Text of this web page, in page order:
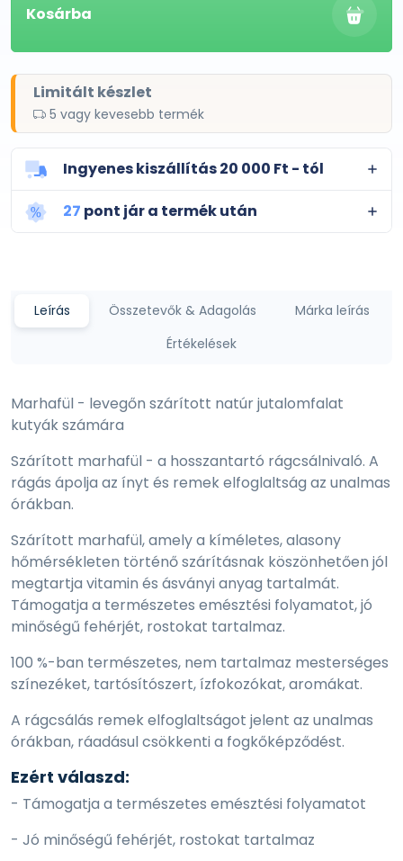
Kosárba
Limitált készlet
5 vagy kevesebb termék
Ingyenes kiszállítás 20 000 Ft - tól
27 pont jár a termék után
Leírás Összetevők & Adagolás
Márka leírás
Értékelések
Marhafül - levegőn szárított natúr jutalomfalat
kutyák számára
Szárított marhafül - a hosszantartó rágcsálnivaló. A
rágás ápolja az ínyt és remek elfoglaltság az unalmas
órákban.
Szárított marhafül, amely a kíméletes, alasony
hőmérsékleten történő szárításnak köszönhetően jól
megtartja vitamin és ásványi anyag tartalmát.
Támogatja a természetes emésztési folyamatot, jó
minőségű fehérjét, rostokat tartalmaz.
100 %-ban természetes, nem tartalmaz mesterséges
színezéket, tartósítószert, ízfokozókat, aromákat.
A rágcsálás remek elfoglaltságot jelent az unalmas
órákban, ráadásul csökkenti a fogkőképződést.
Ezért válaszd:
- Támogatja a természetes emésztési folyamatot
- Jó minőségű fehérjét, rostokat tartalmaz